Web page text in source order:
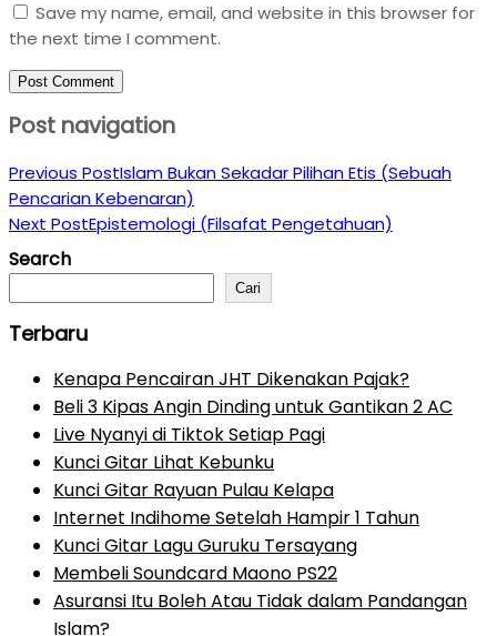
Save my name, email, and website in this browser for
the next time I comment.
Post navigation
Previous PostIslam Bukan Sekadar Pilihan Etis (Sebuah
Pencarian Kebenaran)
Next PostEpistemologi (Filsafat Pengetahuan)
Search
Cari
Terbaru
Kenapa Pencairan JHT Dikenakan Pajak?
Beli 3 Kipas Angin Dinding untuk Gantikan 2 AC
Live Nyanyi di Tiktok Setiap Pagi
Kunci Gitar Lihat Kebunku
Kunci Gitar Rayuan Pulau Kelapa
Internet Indihome Setelah Hampir 1 Tahun
Kunci Gitar Lagu Guruku Tersayang
Membeli Soundcard Maono PS22
Asuransi Itu Boleh Atau Tidak dalam Pandangan
Islam?